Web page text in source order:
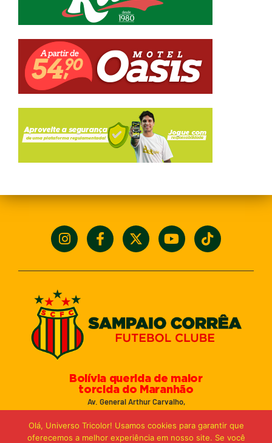
Bolívia querida de maior
torcida do Maranhão
Av. General Arthur Carvalho,
Email: marketing@sampaiocorreafc.com.br
© 2021 • Sampaio Corrêa Futebol Clube
Olá, Universo Tricolor! Usamos cookies para garantir que
oferecemos a melhor experiência em nosso site. Se você